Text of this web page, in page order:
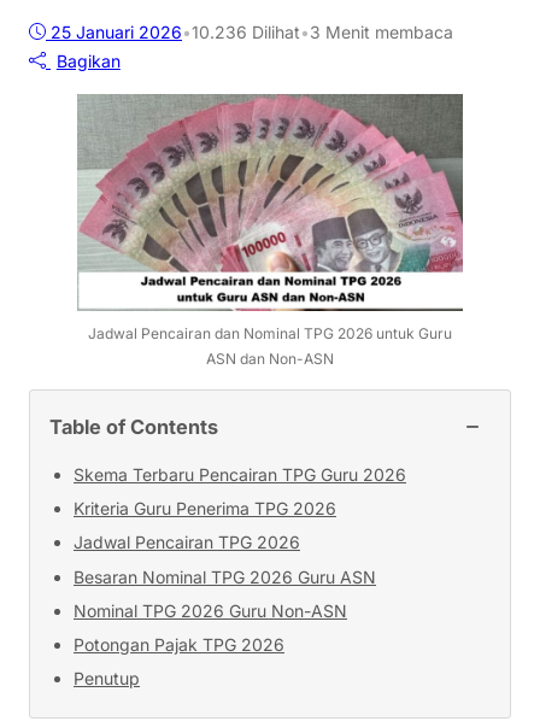
25 Januari 2026•10.236 Dilihat•3 Menit membaca
Bagikan
Jadwal Pencairan dan Nominal TPG 2026 untuk Guru
ASN dan Non-ASN
Table of Contents −
Skema Terbaru Pencairan TPG Guru 2026
Kriteria Guru Penerima TPG 2026
Jadwal Pencairan TPG 2026
Besaran Nominal TPG 2026 Guru ASN
Nominal TPG 2026 Guru Non-ASN
Potongan Pajak TPG 2026
Penutup